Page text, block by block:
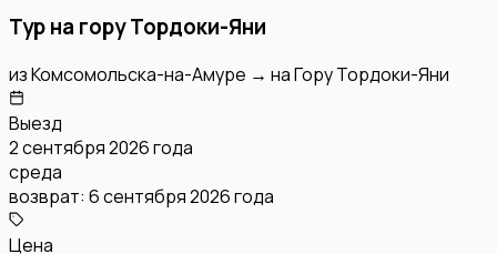
Тур на гору Тордоки-Яни
изКомсомольска-на-Амуре → наГору Тордоки-Яни
Выезд
2 сентября 2026 года
среда
возврат: 6 сентября 2026 года
Цена